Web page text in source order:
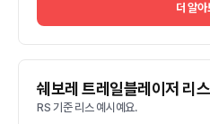
더 알아
쉐보레 트레일블레이저 리
RS 기준 리스 예시예요.